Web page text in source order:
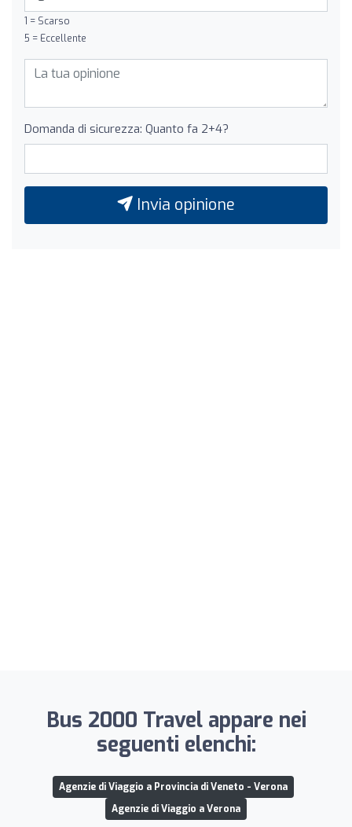
1 = Scarso
5 = Eccellente
Domanda di sicurezza: Quanto fa 2+4?
Invia opinione
Bus 2000 Travel appare nei
seguenti elenchi:
Agenzie di Viaggio a Provincia di Veneto - Verona
Agenzie di Viaggio a Verona